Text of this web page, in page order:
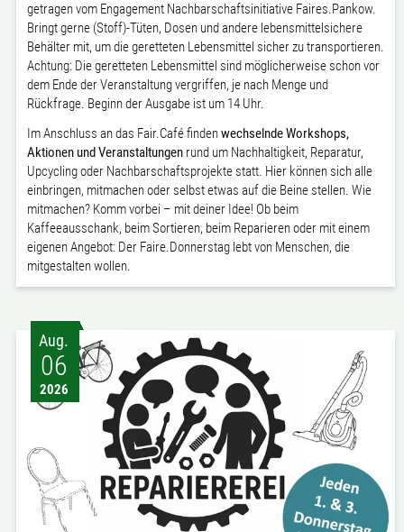
getragen vom Engagement Nachbarschaftsinitiative Faires.Pankow.
Bringt gerne (Stoff)-Tüten, Dosen und andere lebensmittelsichere
Behälter mit, um die geretteten Lebensmittel sicher zu transportieren.
Achtung: Die geretteten Lebensmittel sind möglicherweise schon vor
dem Ende der Veranstaltung vergriffen, je nach Menge und
Rückfrage. Beginn der Ausgabe ist um 14 Uhr.
Im Anschluss an das Fair.Café findenwechselnde Workshops,
Aktionen und Veranstaltungen rund um Nachhaltigkeit, Reparatur,
Upcycling oder Nachbarschaftsprojekte statt. Hier können sich alle
einbringen, mitmachen oder selbst etwas auf die Beine stellen. Wie
mitmachen? Komm vorbei – mit deiner Idee! Ob beim
Kaffeeausschank, beim Sortieren, beim Reparieren oder mit einem
eigenen Angebot: Der Faire.Donnerstag lebt von Menschen, die
mitgestalten wollen.
Aug.
06
2026